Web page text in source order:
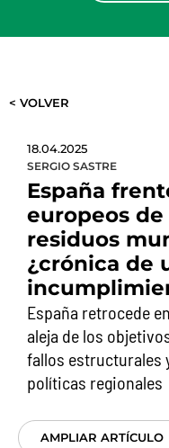
< VOLVER
18.04.2025
SERGIO SASTRE
España
europeos
residuos
¿crónica de
España retrocede
aleja de los
fallos estructurales
políticas regionales
AMPLIAR ARTÍCULO